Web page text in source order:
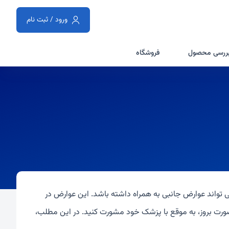
ورود / ثبت نام
محصول فروشگاه
عوارض جانبی به همراه داشته باشد. این عوارض در
بروز، به موقع با پزشک خود مشورت کنید. در این مطلب،